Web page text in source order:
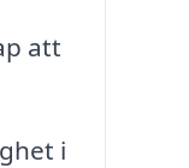
att
i